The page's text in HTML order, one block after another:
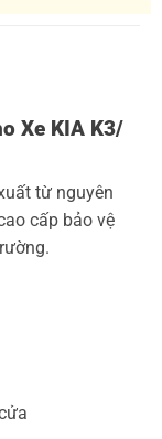
Xe KIA K3/
từ nguyên
cấp bảo vệ